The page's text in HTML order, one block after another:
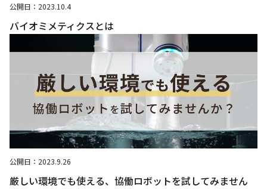
公開日： 2023.10.4
バイオミメティクスとは
公開日： 2023.9.26
厳しい環境でも使える、協働ロボットを試してみません